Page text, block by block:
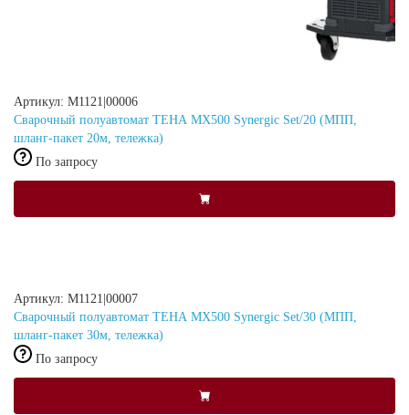
Артикул: M1121|00006
Сварочный полуавтомат ТЕНА MX500 Synergic Set/20 (МПП,
шланг-пакет 20м, тележка)
По запросу
Артикул: M1121|00007
Сварочный полуавтомат ТЕНА MX500 Synergic Set/30 (МПП,
шланг-пакет 30м, тележка)
По запросу